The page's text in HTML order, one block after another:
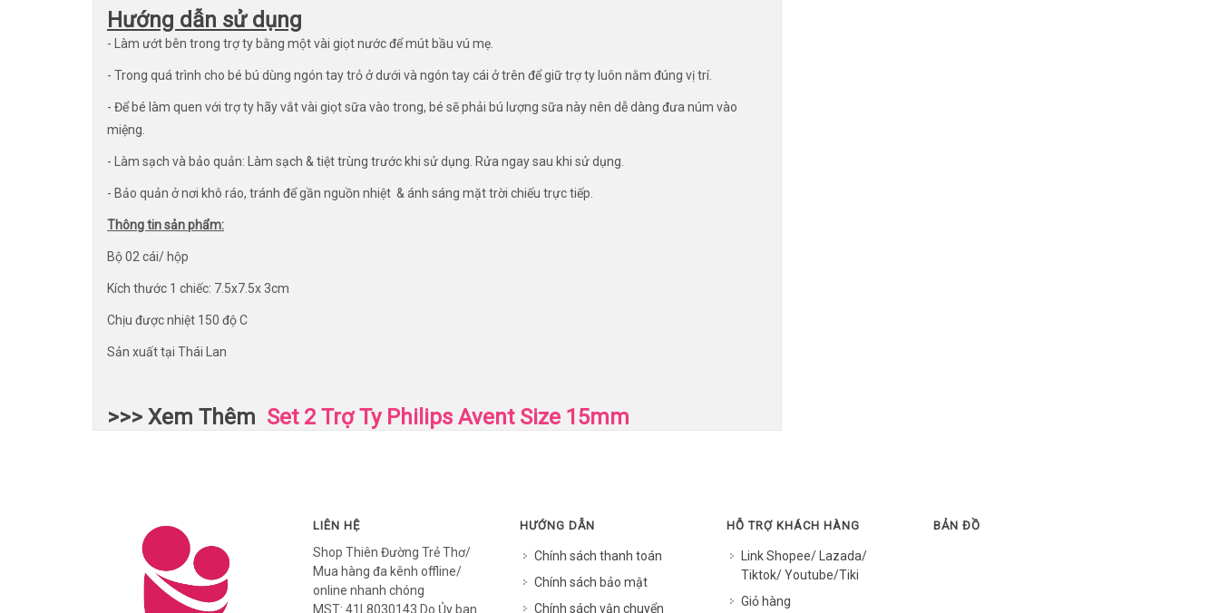
Hướng dẫn sử dụng
- Làm ướt bên trong trợ ty bằng một vài giọt nước để mút bầu vú mẹ.
- Trong quá trình cho bé bú dùng ngón tay trỏ ở dưới và ngón tay cái ở trên để giữ trợ ty luôn nằm đúng vị trí.
- Để bé làm quen với trợ ty hãy vắt vài giọt sữa vào trong, bé sẽ phải bú lượng sữa này nên dễ dàng đưa núm vào
miệng.
- Làm sạch và bảo quản: Làm sạch & tiệt trùng trước khi sử dụng. Rửa ngay sau khi sử dụng.
- Bảo quản ở nơi khô ráo, tránh để gần nguồn nhiệt & ánh sáng mặt trời chiếu trực tiếp.
Thông tin sản phẩm:
Bộ 02 cái/ hộp
Kích thước 1 chiếc: 7.5x7.5x 3cm
Chịu được nhiệt 150 độ C
Sản xuất tại Thái Lan
>>> Xem Thêm Set 2 Trợ Ty Philips Avent Size 15mm
LIÊN HỆ
Shop Thiên Đường Trẻ Thơ/
Mua hàng đa kênh offline/
online nhanh chóng
MST: 41L8030143 Do Ủy ban
HƯỚNG DẪN
Chính sách thanh toán
Chính sách bảo mật
Chính sách vận chuyển
HỖ TRỢ KHÁCH HÀNG
Link Shopee/ Lazada/
Tiktok/ Youtube/Tiki
Giỏ hàng
BẢN ĐỒ